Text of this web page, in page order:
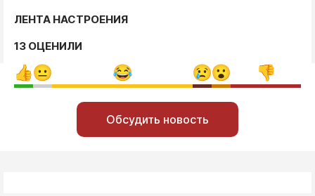
ЛЕНТА НАСТРОЕНИЯ
13 ОЦЕНИЛИ
Обсудить новость